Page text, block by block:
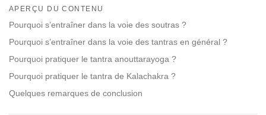
facebook
APERÇU DU CONTENU
Pourquoi s’entraîner dans la voie des soutras ?
Pourquoi s’entraîner dans la voie des tantras en général ?
Pourquoi pratiquer le tantra anouttarayoga ?
Pourquoi pratiquer le tantra de Kalachakra ?
Quelques remarques de conclusion